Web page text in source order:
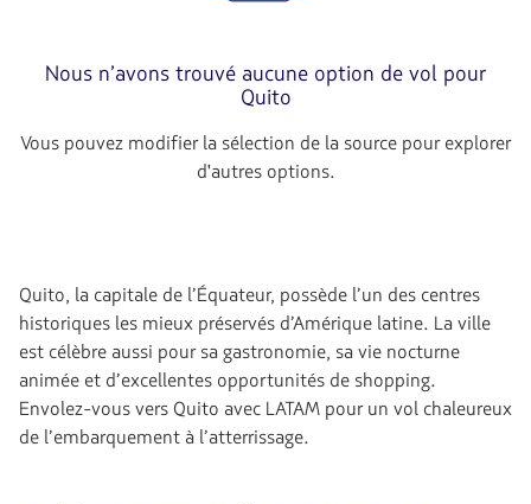
Nous n’avons trouvé aucune option de vol pour
Quito
Vous pouvez modifier la sélection de la source pour explorer
d'autres options.
Quito, la capitale de l’Équateur, possède l’un des centres
historiques les mieux préservés d’Amérique latine. La ville
est célèbre aussi pour sa gastronomie, sa vie nocturne
animée et d’excellentes opportunités de shopping.
Envolez-vous vers Quito avec LATAM pour un vol chaleureux
de l’embarquement à l’atterrissage.